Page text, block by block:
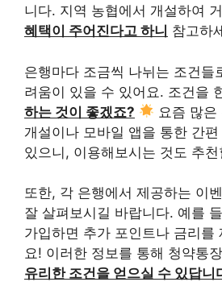
니다. 지역 농협에서 개설하여
혜택이 주어진다고 하니 참고하
은행마다 조금씩 나뉘는 조건들
려움이 있을 수 있어요. 조건을
하는 것이 좋겠죠?
요즘 많은
개설이나 모바일 앱을 통한 간
있으니, 이용해보시는 것도 추천
또한, 각 은행에서 제공하는 이
잘 살펴보시길 바랍니다. 예를
가입하면 추가 포인트나 금리를
요! 이러한 정보를 통해 청약통
유리한 조건을 얻으실 수 있답니